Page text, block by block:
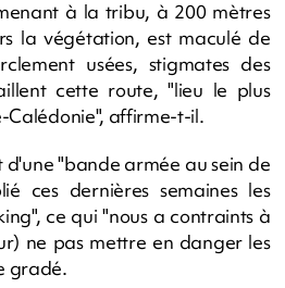
à la tribu, à 200 mètres
la végétation, est maculé de
usées, stigmates des
cette route, "lieu le plus
Calédonie", affirme-t-il.
d'une "bande armée au sein de
ces dernières semaines les
ce qui "nous a contraints à
ne pas mettre en danger les
gradé.